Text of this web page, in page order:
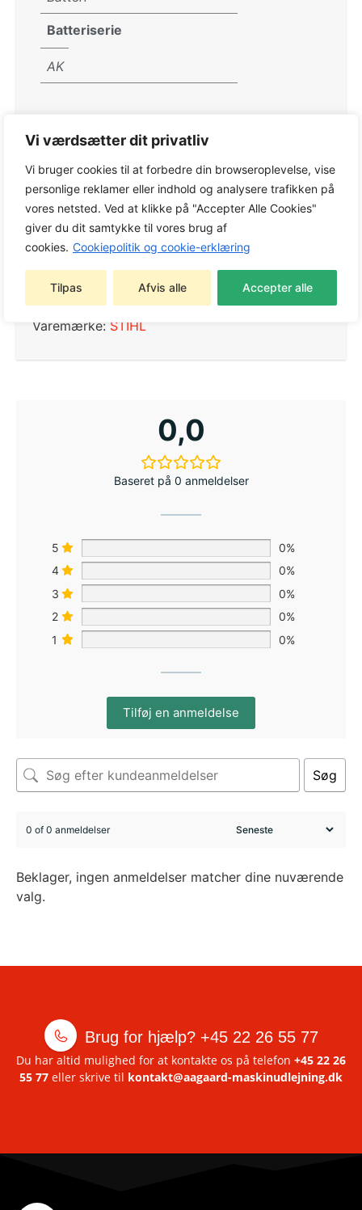
Vi værdsætter dit privatliv
Vi bruger cookies til at forbedre din browseroplevelse, vise
personlige reklamer eller indhold og analysere trafikken på
vores netsted. Ved at klikke på "Accepter Alle Cookies"
giver du dit samtykke til vores brug af
cookies. Cookiepolitik og cookie-erklæring
Tilpas Afvis alle Accepter alle
Batteriserie
AK
Varenummer:
SA020117104
Kategorier:
Batterimaskiner,Ekskl. Batteri og
lader, Løvblæsere og -sugere ,STIHL
Batterimaskiner,STIHL Løvblæsere og -sugere
Løvblæsere og -sugere,STIHL Batterimaskiner
STIHL Løvblæsere og -sugere
Varemærke: STIHL
0,0
Baseret på 0 anmeldelser
5
0%
4
0%
3
0%
2
0%
1
0%
Tilføj en anmeldelse
Søg
0 of 0 anmeldelser
Beklager, ingen anmeldelser matcher dine nuværende
valg.
Brug for hjælp? +45 22 26 55 77
Du har altid mulighed for at kontakte os på telefon +45 22 26
55 77 eller skrive til kontakt@aagaard-maskinudlejning.dk